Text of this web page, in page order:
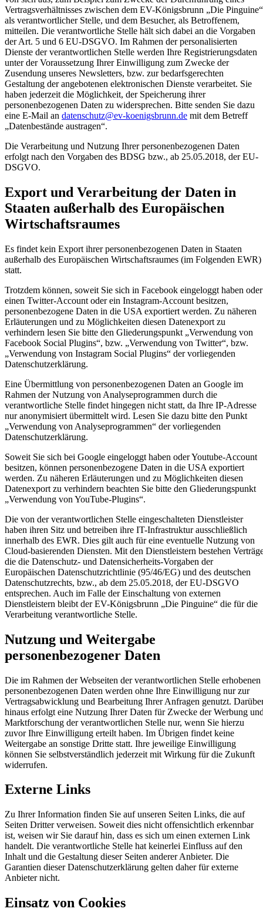
Vertragsverhältnisses zwischen dem EV-Königsbrunn „Die Pinguine“
als verantwortlicher Stelle, und dem Besucher, als Betroffenem,
mitteilen. Die verantwortliche Stelle hält sich dabei an die Vorgaben
der Art. 5 und 6 EU-DSGVO. Im Rahmen der personalisierten
Dienste der verantwortlichen Stelle werden Ihre Registrierungsdaten
unter der Voraussetzung Ihrer Einwilligung zum Zwecke der
Zusendung unseres Newsletters, bzw. zur bedarfsgerechten
Gestaltung der angebotenen elektronischen Dienste verarbeitet. Sie
haben jederzeit die Möglichkeit, der Speicherung ihrer
personenbezogenen Daten zu widersprechen. Bitte senden Sie dazu
eine E-Mail an datenschutz@ev-koenigsbrunn.de mit dem Betreff
„Datenbestände austragen“.
Die Verarbeitung und Nutzung Ihrer personenbezogenen Daten
erfolgt nach den Vorgaben des BDSG bzw., ab 25.05.2018, der EU-
DSGVO.
Export und Verarbeitung der Daten in
Staaten außerhalb des Europäischen
Wirtschaftsraumes
Es findet kein Export ihrer personenbezogenen Daten in Staaten
außerhalb des Europäischen Wirtschaftsraumes (im Folgenden EWR)
statt.
Trotzdem können, soweit Sie sich in Facebook eingeloggt haben oder
einen Twitter-Account oder ein Instagram-Account besitzen,
personenbezogene Daten in die USA exportiert werden. Zu näheren
Erläuterungen und zu Möglichkeiten diesen Datenexport zu
verhindern lesen Sie bitte den Gliederungspunkt „Verwendung von
Facebook Social Plugins“, bzw. „Verwendung von Twitter“, bzw.
„Verwendung von Instagram Social Plugins“ der vorliegenden
Datenschutzerklärung.
Eine Übermittlung von personenbezogenen Daten an Google im
Rahmen der Nutzung von Analyseprogrammen durch die
verantwortliche Stelle findet hingegen nicht statt, da Ihre IP-Adresse
nur anonymisiert übermittelt wird. Lesen Sie dazu bitte den Punkt
„Verwendung von Analyseprogrammen“ der vorliegenden
Datenschutzerklärung.
Soweit Sie sich bei Google eingeloggt haben oder Youtube-Account
besitzen, können personenbezogene Daten in die USA exportiert
werden. Zu näheren Erläuterungen und zu Möglichkeiten diesen
Datenexport zu verhindern beachten Sie bitte den Gliederungspunkt
„Verwendung von YouTube-Plugins“.
Die von der verantwortlichen Stelle eingeschalteten Dienstleister
haben ihren Sitz und betreiben ihre IT-Infrastruktur ausschließlich
innerhalb des EWR. Dies gilt auch für eine eventuelle Nutzung von
Cloud-basierenden Diensten. Mit den Dienstleistern bestehen
die die Datenschutz- und Datensicherheits-Vorgaben der
Europäischen Datenschutzrichtlinie (95/46/EG) und des deutschen
Datenschutzrechts, bzw., ab dem 25.05.2018, der EU-DSGVO
entsprechen. Auch im Falle der Einschaltung von externen
Dienstleistern bleibt der EV-Königsbrunn „Die Pinguine“ die für die
Verarbeitung verantwortliche Stelle.
Nutzung und Weitergabe
personenbezogener Daten
Die im Rahmen der Webseiten der verantwortlichen Stelle erhobenen
personenbezogenen Daten werden ohne Ihre Einwilligung nur zur
Vertragsabwicklung und Bearbeitung Ihrer Anfragen genutzt.
hinaus erfolgt eine Nutzung Ihrer Daten für Zwecke der Werbung
Marktforschung der verantwortlichen Stelle nur, wenn Sie hierzu
zuvor Ihre Einwilligung erteilt haben. Im Übrigen findet keine
Weitergabe an sonstige Dritte statt. Ihre jeweilige Einwilligung
können Sie selbstverständlich jederzeit mit Wirkung für die Zukunft
widerrufen.
Externe Links
Zu Ihrer Information finden Sie auf unseren Seiten Links, die auf
Seiten Dritter verweisen. Soweit dies nicht offensichtlich erkennbar
ist, weisen wir Sie darauf hin, dass es sich um einen externen Link
handelt. Die verantwortliche Stelle hat keinerlei Einfluss auf den
Inhalt und die Gestaltung dieser Seiten anderer Anbieter. Die
Garantien dieser Datenschutzerklärung gelten daher für externe
Anbieter nicht.
Einsatz von Cookies